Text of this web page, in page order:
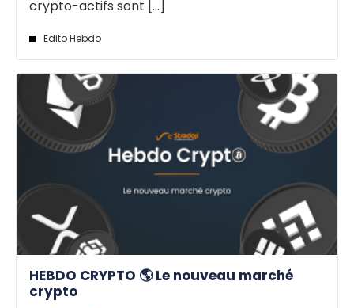
crypto-actifs sont [...]
Edito Hebdo
HEBDO CRYPTO 🌎 Le nouveau marché
crypto